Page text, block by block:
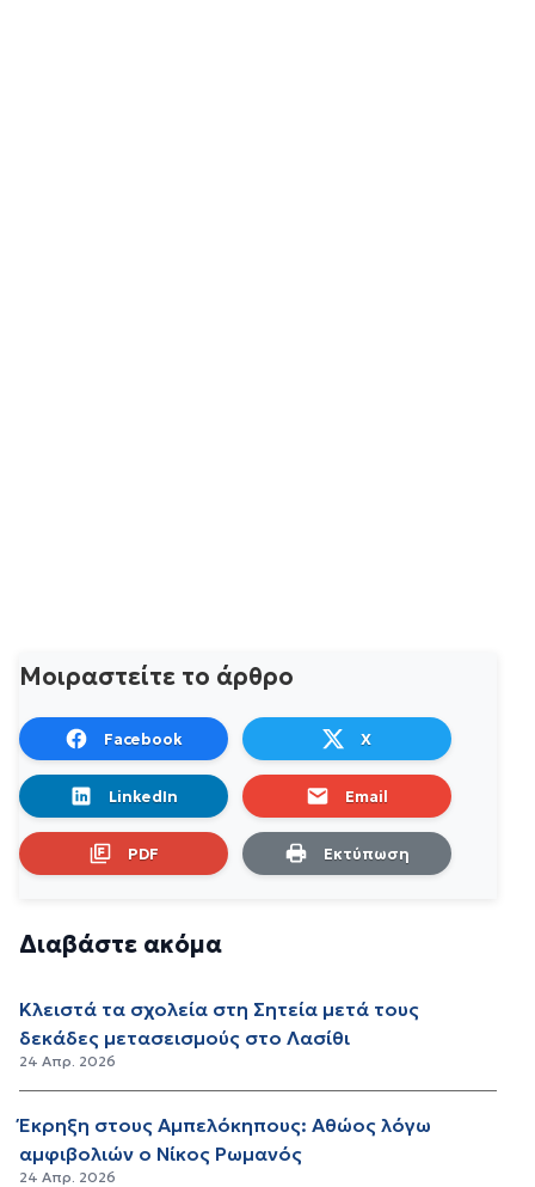
Μοιραστείτε το άρθρο
Facebook X
LinkedIn Email
PDF Εκτύπωση
Διαβάστε ακόμα
Κλειστά τα σχολεία στη Σητεία μετά τους
δεκάδες μετασεισμούς στο Λασίθι
24 Απρ. 2026
Έκρηξη στους Αμπελόκηπους: Αθώος λόγω
αμφιβολιών ο Νίκος Ρωμανός
24 Απρ. 2026